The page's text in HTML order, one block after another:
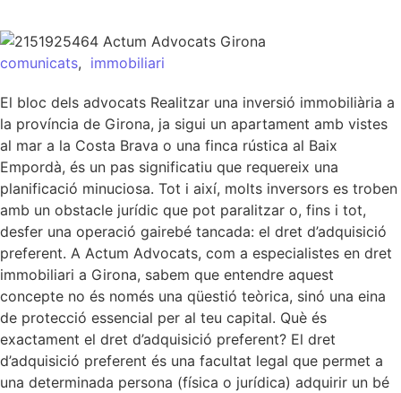
comunicats, immobiliari
El bloc dels advocats Realitzar una inversió immobiliària a
la província de Girona, ja sigui un apartament amb vistes
al mar a la Costa Brava o una finca rústica al Baix
Empordà, és un pas significatiu que requereix una
planificació minuciosa. Tot i així, molts inversors es troben
amb un obstacle jurídic que pot paralitzar o, fins i tot,
desfer una operació gairebé tancada: el dret d’adquisició
preferent. A Actum Advocats, com a especialistes en dret
immobiliari a Girona, sabem que entendre aquest
concepte no és només una qüestió teòrica, sinó una eina
de protecció essencial per al teu capital. Què és
exactament el dret d’adquisició preferent? El dret
d’adquisició preferent és una facultat legal que permet a
una determinada persona (física o jurídica) adquirir un bé